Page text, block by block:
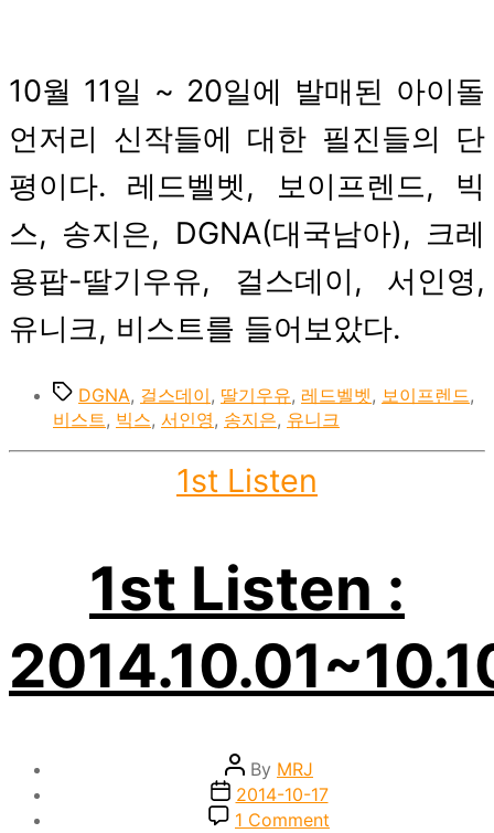
10월 11일 ~ 20일에 발매된 아이돌
언저리 신작들에 대한 필진들의 단
평이다. 레드벨벳, 보이프렌드, 빅
스, 송지은, DGNA(대국남아), 크레
용팝-딸기우유, 걸스데이, 서인영,
유니크, 비스트를 들어보았다.
TagsDGNA, 걸스데이, 딸기우유, 레드벨벳, 보이프렌드,
비스트, 빅스, 서인영, 송지은, 유니크
Categories
1st Listen
1st Listen :
Post
author
By MRJ
Post
date
2014-10-17
1 Comment